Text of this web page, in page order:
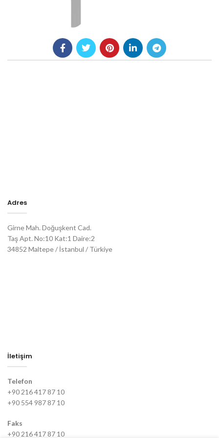
Adres
Girne Mah. Doğuşkent Cad.
Taş Apt. No:10 Kat:1 Daire:2
34852 Maltepe / İstanbul / Türkiye
İletişim
Telefon
+90 216 417 87 10
+90 554 987 87 10
Faks
+90 216 417 87 10